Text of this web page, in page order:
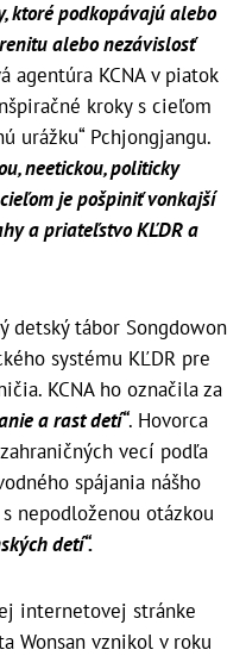
ktoré podkopávajú alebo
alebo nezávislosť
agentúra KCNA v piatok
kroky s cieľom
urážku“ Pchjongjangu.
neetickou, politicky
je pošpiniť vonkajší
a priateľstvo KĽDR a
detský tábor Songdowon
systému KĽDR pre
KCNA ho označila za
a rast detí“. Hovorca
vecí podľa
spájania nášho
nepodloženou otázkou
detí“.
internetovej stránke
Wonsan vznikol v roku